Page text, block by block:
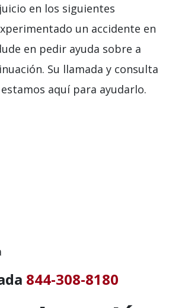
juicio en los siguientes
un accidente en
en pedir ayuda sobre a
Su llamada y consulta
aquí para ayudarlo.
844-308-8180